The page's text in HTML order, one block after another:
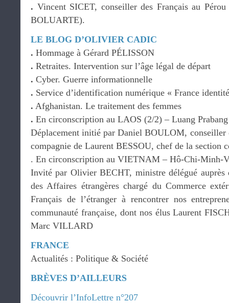
. Vincent SICET, conseiller des Français au
BOLUARTE).
LE BLOG D’OLIVIER CADIC
. Hommage à Gérard PÉLISSON
. Retraites. Intervention sur l’âge légal de départ
. Cyber. Guerre informationnelle
. Service d’identification numérique « France
. Afghanistan. Le traitement des femmes
. En circonscription au LAOS (2/2) – Luang
Déplacement initié par Daniel BOULOM, conseiller
compagnie de Laurent BESSOU, chef de la section
. En circonscription au VIETNAM – Hô-Chi-Minh-
Invité par Olivier BECHT, ministre délégué auprès
des Affaires étrangères chargé du Commerce
Français de l’étranger à rencontrer nos
communauté française, dont nos élus Laurent
Marc VILLARD
FRANCE
Actualités : Politique & Société
BRÈVES D’AILLEURS
Découvrir l’InfoLettre n°207